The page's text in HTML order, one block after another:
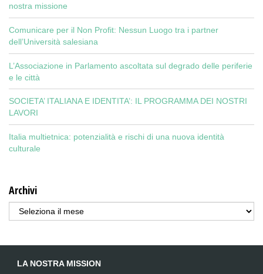
nostra missione
Comunicare per il Non Profit: Nessun Luogo tra i partner
dell’Università salesiana
L’Associazione in Parlamento ascoltata sul degrado delle periferie
e le città
SOCIETA’ ITALIANA E IDENTITA’: IL PROGRAMMA DEI NOSTRI
LAVORI
Italia multietnica: potenzialità e rischi di una nuova identità
culturale
Archivi
Archivi
LA NOSTRA MISSION